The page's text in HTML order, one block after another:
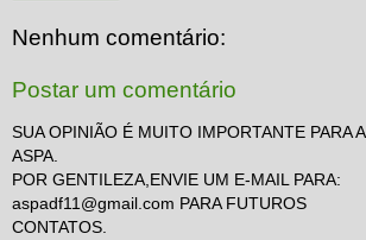
Nenhum comentário:
Postar um comentário
SUA OPINIÃO É MUITO IMPORTANTE PARA A
ASPA.
POR GENTILEZA,ENVIE UM E-MAIL PARA:
aspadf11@gmail.com PARA FUTUROS
CONTATOS.